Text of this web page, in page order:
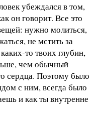
убеждался в том,
он говорит. Все это
нужно молиться,
не мстить за
то твоих глубин,
чем обычный
сердца. Поэтому было
с ним, всегда было
и как ты внутренне